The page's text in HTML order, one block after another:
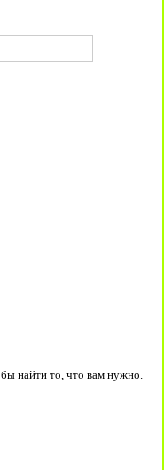
найти то, что вам нужно.